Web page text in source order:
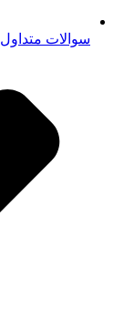
سوالات متداول